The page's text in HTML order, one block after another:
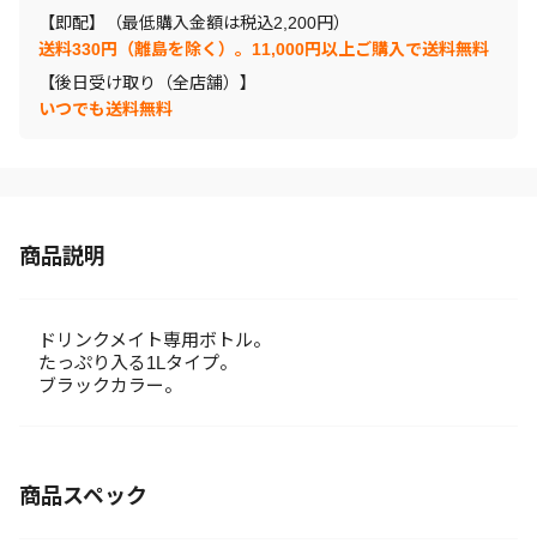
【即配】（最低購入金額は税込2,200円）
送料330円（離島を除く）。11,000円以上ご購入で送料無料
【後日受け取り（全店舗）】
いつでも送料無料
商品説明
ドリンクメイト専用ボトル。
たっぷり入る1Lタイプ。
ブラックカラー。
商品スペック